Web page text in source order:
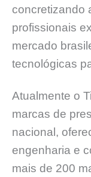
concretizando
profissionais
mercado
tecnológicas
Atualmente o
marcas de
nacional,
engenharia e
mais de 200